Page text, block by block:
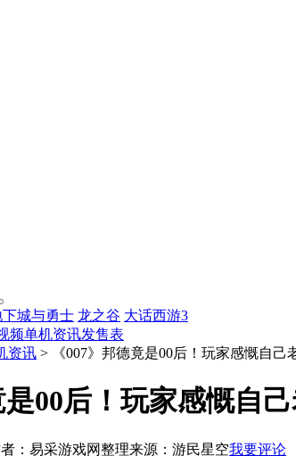
下城与勇士 龙之谷 大话西游3
频单机资讯发售表
资讯 > 《007》邦德竟是00后！玩家感慨自己
是00后！玩家感慨自
：易采游戏网整理来源：游民星空我要评论